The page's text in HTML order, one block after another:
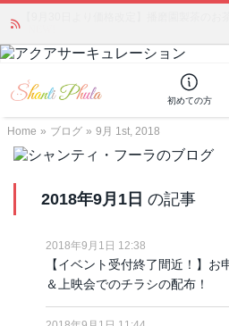
初めての方
Home » ブログ » 9月 1st, 2018
2018年9月1日 の記事
2018年9月1日 12:38
【イベント受付終了間近！】お
＆上映会でのチラシの配布！